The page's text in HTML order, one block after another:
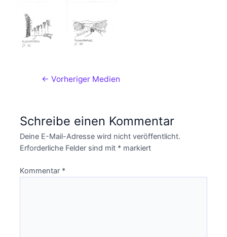
← Vorheriger Medien
Schreibe einen Kommentar
Deine E-Mail-Adresse wird nicht veröffentlicht.
Erforderliche Felder sind mit * markiert
Kommentar *